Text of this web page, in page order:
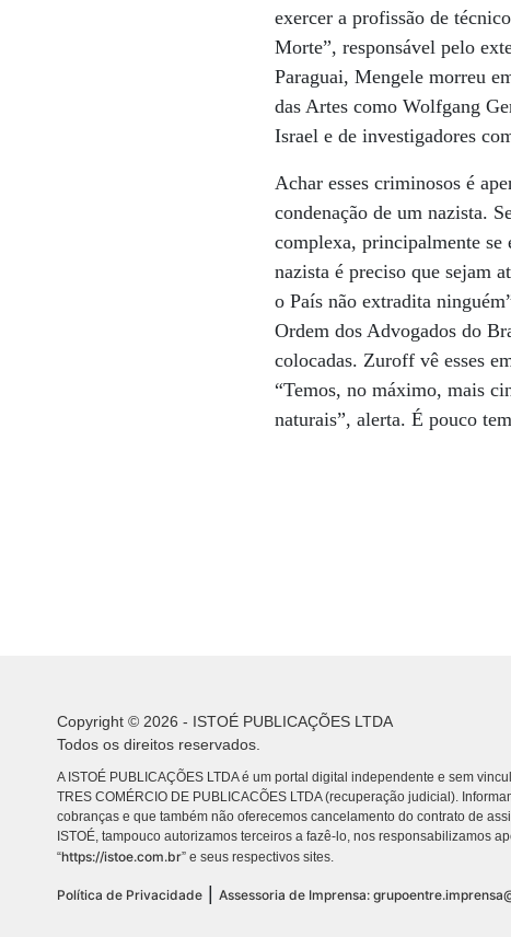
exercer a profissão de
Morte”, responsável pelo
Paraguai, Mengele morreu
das Artes como Wolfgang
Israel e de investigadores
Achar esses criminosos é
condenação de um nazista.
complexa, principalmente se
nazista é preciso que sejam
o País não extradita
Ordem dos Advogados do
colocadas. Zuroff vê esses
“Temos, no máximo, mais
naturais”, alerta. É pouco
Copyright © 2026 - ISTOÉ PUBLICAÇÕES LTDA
Todos os direitos reservados.
A ISTOÉ PUBLICAÇÕES LTDA é um portal digital independente e sem
TRES COMÉRCIO DE PUBLICACÕES LTDA (recuperação judicial).
cobranças e que também não oferecemos cancelamento do contrato de
ISTOÉ, tampouco autorizamos terceiros a fazê-lo, nos responsabilizamos
“https://istoe.com.br” e seus respectivos sites.
Política de Privacidade Assessoria de Imprensa: